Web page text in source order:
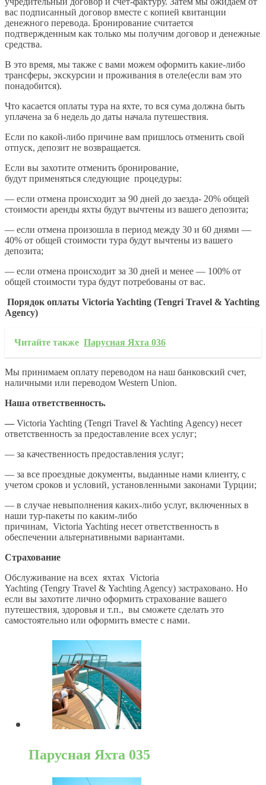
вас подписанный договор вместе с копией квитанции
денежного перевода. Бронирование считается
подтвержденным как только мы получим договор и денежные
средства.
В это время, мы также с вами можем оформить какие-либо
трансферы, экскурсии и проживания в отеле(если вам это
понадобится).
Что касается оплаты тура на яхте, то вся сума должна быть
уплачена за 6 недель до даты начала путешествия.
Если по какой-либо причине вам пришлось отменить свой
отпуск, депозит не возвращается.
Если вы захотите отменить бронирование,
будут применяться следующие процедуры:
— если отмена происходит за 90 дней до заезда- 20% общей
стоимости аренды яхты будут вычтены из вашего депозита;
— если отмена произошла в период между 30 и 60 днями —
40% от общей стоимости тура будут вычтены из вашего
депозита;
— если отмена происходит за 30 дней и менее — 100% от
общей стоимости тура будут потребованы от вас.
Порядок оплаты Victoria Yachting (Tengri Travel & Yachting
Agency)
Читайте также Парусная Яхта 036
Мы принимаем оплату переводом на наш банковский счет,
наличными или переводом Western Union.
Наша ответственность.
— Victoria Yachting (Tengri Travel & Yachting Agency) несет
ответственность за предоставление всех услуг;
— за качественность предоставления услуг;
— за все проездные документы, выданные нами клиенту, с
учетом сроков и условий, установленными законами Турции;
— в случае невыполнения каких-либо услуг, включенных в
наши тур-пакеты по каким-либо
причинам, Victoria Yachting несет ответственность в
обеспечении альтернативными вариантами.
Страхование
Обслуживание на всех яхтах Victoria
Yachting (Tengry Travel & Yachting Agency) застраховано. Но
если вы захотите лично оформить страхование вашего
путешествия, здоровья и т.п., вы сможете сделать это
самостоятельно или оформить вместе с нами.
Парусная Яхта 035